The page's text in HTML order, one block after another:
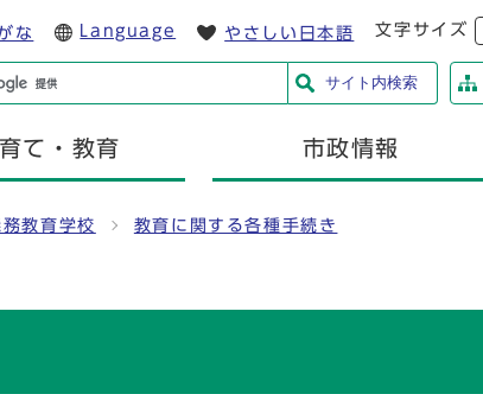
な Language やさしい日本語 文字サイズ
サイト内検索
て・教育 市政情報
教育学校 教育に関する各種手続き